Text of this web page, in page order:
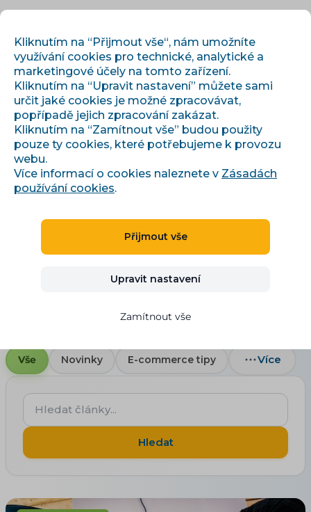
Blog
Vše, co potřebujete pro růst e-
shopu
Praktické know-how od týmu, který denně spravuje
data, kampaně a marketplaces pro stovky českých
e-shopů.
Vše Novinky E-commerce tipy Více
Hledat
články...
Hledat
Kliknutím na “Přijmout vše“, nám umožníte
využívání cookies pro technické, analytické a
marketingové účely na tomto zařízení.
Kliknutím na “Upravit nastavení” můžete sami
určit jaké cookies je možné zpracovávat,
popřípadě jejich zpracování zakázat.
Kliknutím na “Zamítnout vše” budou použity
pouze ty cookies, které potřebujeme k provozu
webu.
Více informací o cookies naleznete v Zásadách
používání cookies.
Přijmout vše
Upravit nastavení
Zamítnout vše